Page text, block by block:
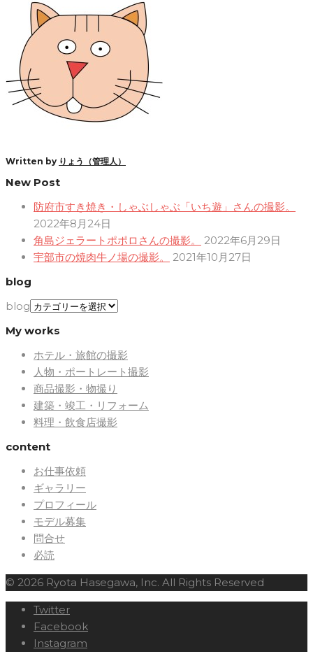
Written by りょう（管理人）
New Post
防府市すき焼き・しゃぶしゃぶ「いち遊」さんの撮影。
2022年8月24日
角島ジェラートポポロさんの撮影。
2022年6月29日
宇部市の焼肉牛ノ場の撮影。
2021年10月27日
blog
blog
My works
ホテル・旅館の撮影
人物・ポートレート撮影
商品撮影・物撮り
建築・竣工・リフォーム
料理・飲食店撮影
content
お仕事依頼
ギャラリー
プロフィール
モデル募集
問合せ
必読
© 2026 Ryota Hasegawa, Inc. All Rights Reserved
Twitter
Facebook
Instagram